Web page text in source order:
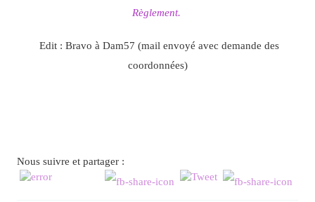
Règlement.
Edit : Bravo à Dam57 (mail envoyé avec demande des
coordonnées)
Nous suivre et partager :